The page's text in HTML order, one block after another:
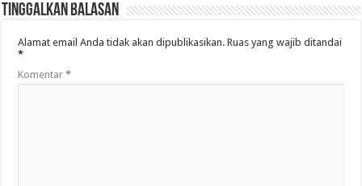
Tinggalkan Balasan
Alamat email Anda tidak akan dipublikasikan. Ruas yang wajib ditandai
*
Komentar*